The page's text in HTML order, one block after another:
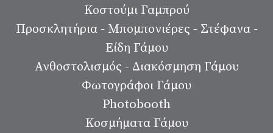
Κοστούμι Γαμπρού
Προσκλητήρια - Μπομπονιέρες - Στέφανα -
Είδη Γάμου
Ανθοστολισμός - Διακόσμηση Γάμου
Φωτογράφοι Γάμου
Photobooth
Κοσμήματα Γάμου